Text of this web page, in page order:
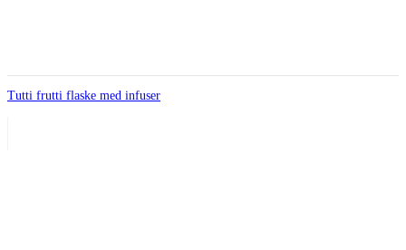
Tutti frutti flaske med infuser